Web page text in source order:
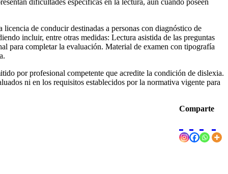
de conducir destinadas a personas con diagnóstico de
incluir, entre otras medidas: Lectura asistida de las preguntas
para completar la evaluación. Material de examen con tipografía
por profesional competente que acredite la condición de dislexia.
ni en los requisitos establecidos por la normativa vigente para
Comparte